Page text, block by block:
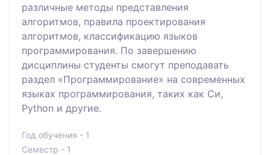
различные методы представления
алгоритмов, правила проектирования
алгоритмов, классификацию языков
программирования. По завершению
дисциплины студенты смогут преподавать
раздел «Программирование» на современных
языках программирования, таких как Си,
Python и другие.
Год обучения - 1
Семестр - 1